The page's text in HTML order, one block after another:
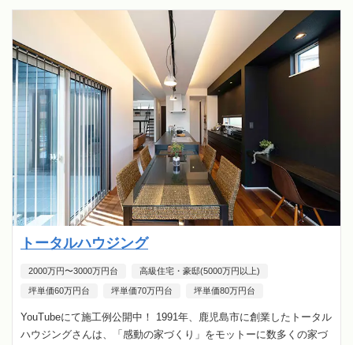
トータルハウジング
2000万円〜3000万円台 高級住宅・豪邸(5000万円以上)
坪単価60万円台 坪単価70万円台 坪単価80万円台
YouTubeにて施工例公開中！ 1991年、鹿児島市に創業したトータル
ハウジングさんは、「感動の家づくり」をモットーに数多くの家づ